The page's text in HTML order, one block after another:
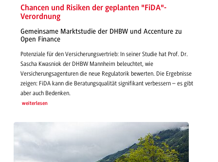
Chancen und Risiken der geplanten "FiDA"-
Verordnung
Gemeinsame Marktstudie der DHBW und Accenture zu
Open Finance
Potenziale für den Versicherungsvertrieb: In seiner Studie hat Prof. Dr.
Sascha Kwasniok der DHBW Mannheim beleuchtet, wie
Versicherungsagenturen die neue Regulatorik bewerten. Die Ergebnisse
zeigen: FiDA kann die Beratungsqualität signifikant verbessern – es gibt
aber auch Bedenken.
weiterlesen